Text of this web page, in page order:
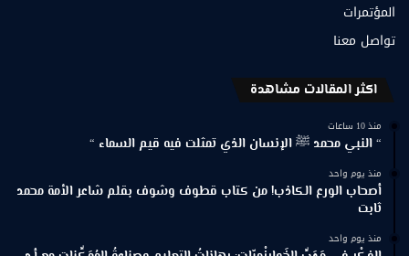
المؤتمرات
تواصل معنا
اكثر المقالات مشاهدة
منذ 10 ساعات
“ النبي محمد ﷺ الإنسان الذي تمثلت فيه قيم السماء “
منذ يوم واحد
أصحاب الورع الكاذب! من كتاب قطوف وشوف بقلم شاعر الأمة محمد
ثابت
منذ يوم واحد